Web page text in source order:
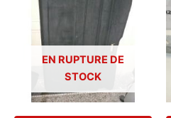
EN RUPTURE DE
STOCK